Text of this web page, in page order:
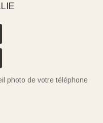
photo de votre téléphone